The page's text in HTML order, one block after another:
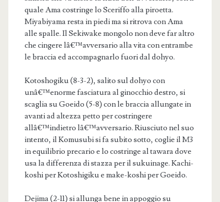
quale Ama costringe lo Sceriffo alla piroetta.
Miyabiyama resta in piedi ma si ritrova con Ama
alle spalle. Il Sekiwake mongolo non deve far altro
che cingere lâ€™avversario alla vita con entrambe
le braccia ed accompagnarlo fuori dal dohyo.
Kotoshogiku (8-3-2), salito sul dohyo con
unâ€™enorme fasciatura al ginocchio destro, si
scaglia su Goeido (5-8) con le braccia allungate in
avanti ad altezza petto per costringere
allâ€™indietro lâ€™avversario. Riusciuto nel suo
intento, il Komusubi si fa subito sotto, coglie il M3
in equilibrio precario e lo costringe al tawara dove
usa la differenza di stazza per il sukuinage. Kachi-
koshi per Kotoshigiku e make-koshi per Goeido.
Dejima (2-11) si allunga bene in appoggio su